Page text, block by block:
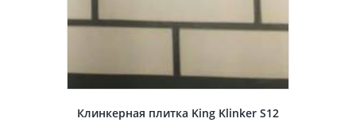
Клинкерная плитка King Klinker S12